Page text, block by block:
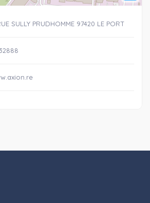
SULLY PRUDHOMME 97420 LE PORT